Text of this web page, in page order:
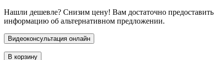
Нашли дешевле? Снизим цену! Вам достаточно предоставить
информацию об альтернативном предложении.